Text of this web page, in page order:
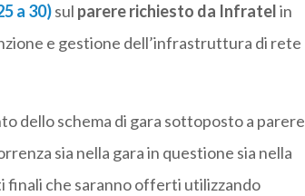
a 30)sul parere richiesto da Infratelin
e gestione dell’infrastruttura di rete
dello schema di gara sottoposto a parere
sia nella gara in questione sia nella
che saranno offerti utilizzando